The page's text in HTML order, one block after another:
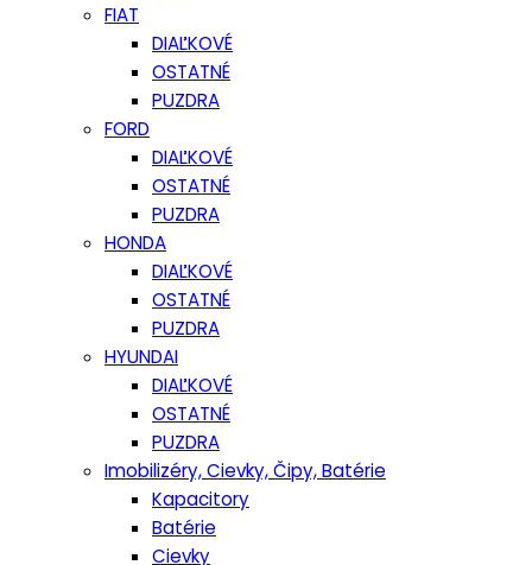
FIAT
DIAĽKOVÉ
OSTATNÉ
PUZDRA
FORD
DIAĽKOVÉ
OSTATNÉ
PUZDRA
HONDA
DIAĽKOVÉ
OSTATNÉ
PUZDRA
HYUNDAI
DIAĽKOVÉ
OSTATNÉ
PUZDRA
Imobilizéry, Cievky, Čipy, Batérie
Kapacitory
Batérie
Cievky